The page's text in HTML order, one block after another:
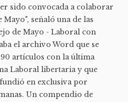
sido convocada a colaborar
Mayo", señaló una de las
de Mayo - Laboral con
el archivo Word que se
artículos con la última
Laboral libertaria y que
en exclusiva por
Un compendio de